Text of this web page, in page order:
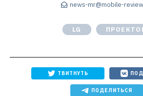
news-mr@mobile-
LG
ТВИТНУТЬ
ПОДЕЛИТЬСЯ